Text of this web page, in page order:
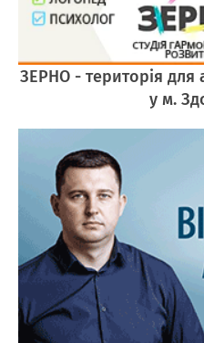
ЗЕРНО - територія для
у м.